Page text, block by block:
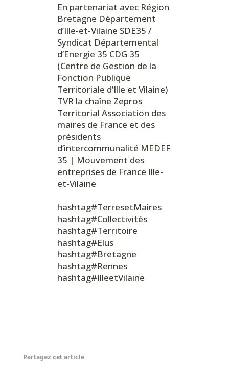
En partenariat avec Région
Bretagne Département
d’Ille-et-Vilaine SDE35 /
Syndicat Départemental
d’Energie 35 CDG 35
(Centre de Gestion de la
Fonction Publique
Territoriale d’Ille et Vilaine)
TVR la chaîne Zepros
Territorial Association des
maires de France et des
présidents
d’intercommunalité MEDEF
35 | Mouvement des
entreprises de France Ille-
et-Vilaine
hashtag#TerresetMaires
hashtag#Collectivités
hashtag#Territoire
hashtag#Elus
hashtag#Bretagne
hashtag#Rennes
hashtag#IlleetVilaine
Partagez cet article